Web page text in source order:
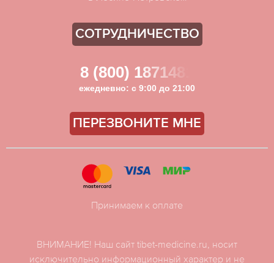
СОТРУДНИЧЕСТВО
8 (800) 1871481
ежедневно: с 9:00 до 21:00
ПЕРЕЗВОНИТЕ МНЕ
ВНИМАНИЕ! Наш сайт tibet-medicine.ru, носит
исключительно информационный характер и не
Принимаем к оплате